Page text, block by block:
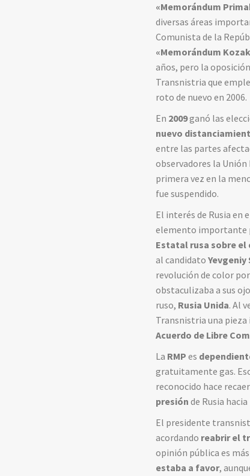
«Memorándum
diversas áreas
Comunista de la
«Memorándum
años, pero la
Transnistria que
roto de nuevo en 2006.
En 2009ganó las
nuevo
entre las partes
observadores la
primera vez en la
fue suspendido.
El interés de Rusia en
elemento importante
Estatal rusa sobre
al candidatoYevgeniy
revolución de color
obstaculizaba a sus
ruso, Rusia Unida. Al
Transnistria una
Acuerdo de Libre
La RMP es
gratuitamente gas.
reconocido hace
presión de Rusia
El presidente
acordando reabrir el
opinión pública es
estaba a favor,